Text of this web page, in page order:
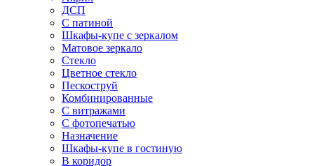
ДСП
С патиной
Шкафы-купе с зеркалом
Матовое зеркало
Стекло
Цветное стекло
Пескоструй
Комбинированные
С витражами
С фотопечатью
Назначение
Шкафы-купе в гостиную
В коридор